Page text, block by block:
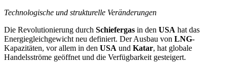
Technologische und strukturelle Veränderungen
Die Revolutionierung durch Schiefergas in den USA hat das
Energiegleichgewicht neu definiert. Der Ausbau von LNG-
Kapazitäten, vor allem in den USA und Katar, hat globale
Handelsströme geöffnet und die Verfügbarkeit gesteigert.